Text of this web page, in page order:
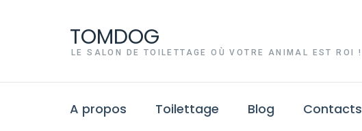
TOMDOG
LE SALON DE TOILETTAGE OÙ VOTRE ANIMAL EST ROI !
A propos Toilettage Blog Contacts